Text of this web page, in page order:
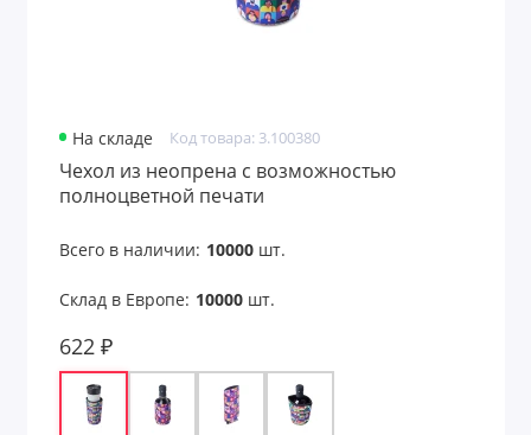
На складе Код товара: 3.100380
Чехол из неопрена с возможностью
полноцветной печати
Всего в наличии: 10000шт.
Склад в Европе: 10000шт.
622 ₽